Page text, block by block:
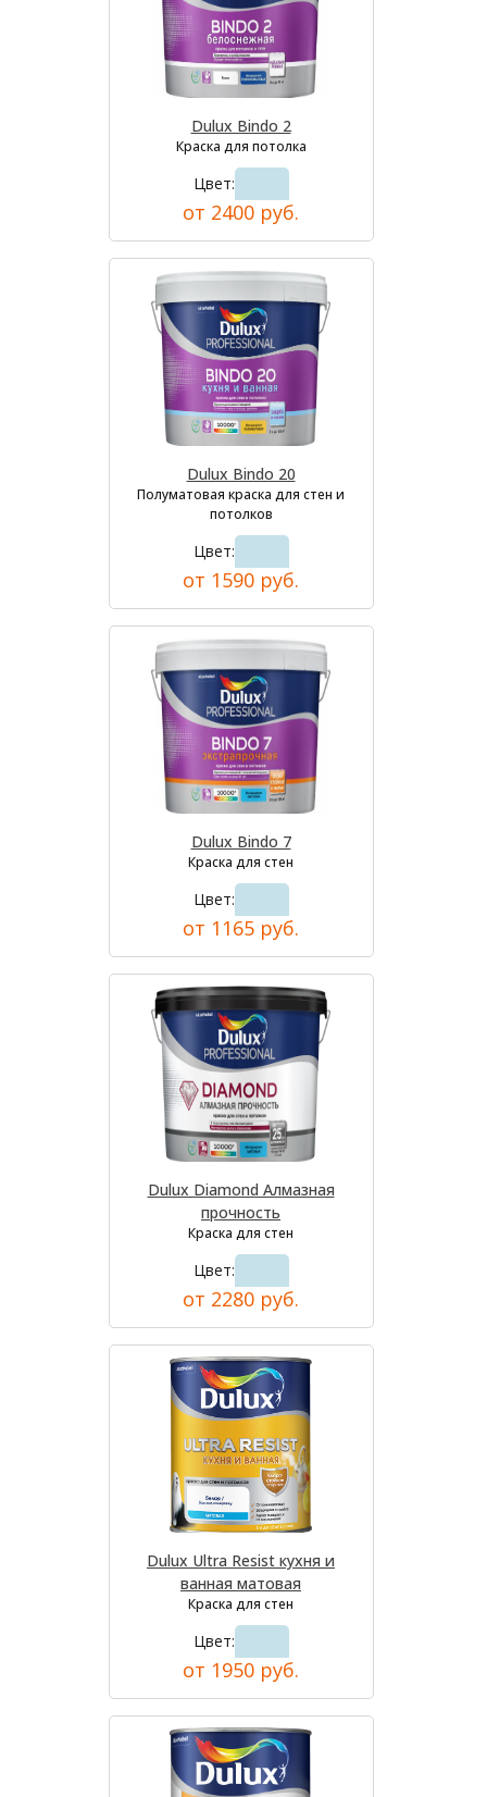
Dulux Bindo 2
Краска для потолка
Цвет:
от 2400 руб.
Dulux Bindo 20
Полуматовая краска для стен и
потолков
Цвет:
от 1590 руб.
Dulux Bindo 7
Краска для стен
Цвет:
от 1165 руб.
Dulux Diamond Алмазная
прочность
Краска для стен
Цвет:
от 2280 руб.
Dulux Ultra Resist кухня и
ванная матовая
Краска для стен
Цвет:
от 1950 руб.